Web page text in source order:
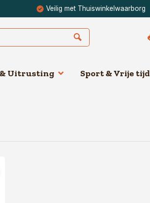
Veilig met Thuiswinkelwaarborg
Uitrusting Sport & Vrije tijd